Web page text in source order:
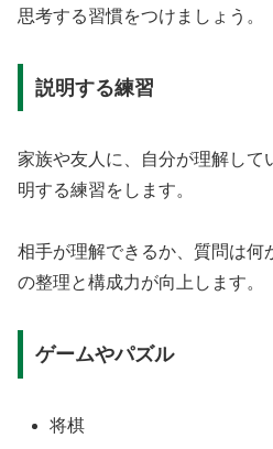
思考する習慣をつけましょう。
説明する練習
家族や友人に、自分が理解して
明する練習をします。
相手が理解できるか、質問は何
の整理と構成力が向上します。
ゲームやパズル
将棋